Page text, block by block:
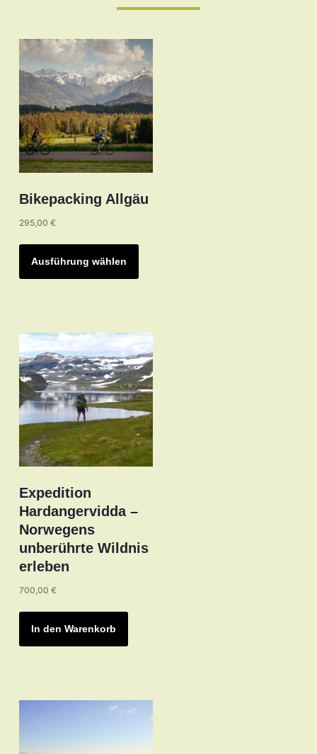
Bikepacking Allgäu
295,00 €
Ausführung wählen
Dieses
weist
auf.
Die
Optionen
können
auf
der
Produktseite
gewählt
Expedition
Hardangervidda –
Norwegens
unberührte Wildnis
erleben
700,00 €
In den Warenkorb